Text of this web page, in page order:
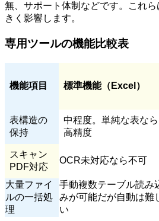
無、サポート体制などです。これ
きく影響します。
専用ツールの機能比較表
機能項目 標準機能（Excel）
表構造の
保持
中程度。単純な表なら
高精度
スキャン
PDF対応
OCR未対応なら不可
大量ファイ
ルの一括処
理
手動複数テーブル読み
みが可能だが自動は難
い